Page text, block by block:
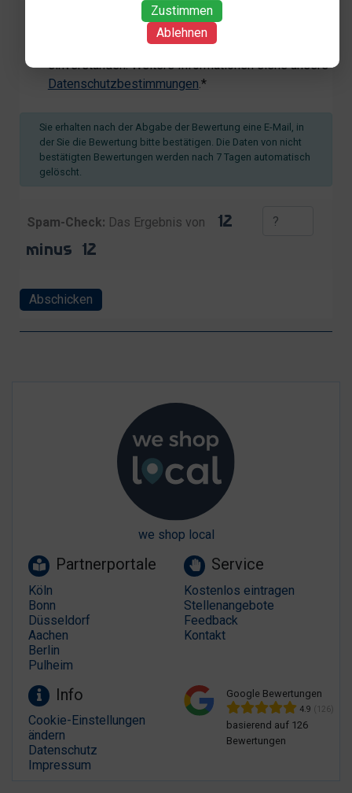
Zustimmen
Ablehnen
personenbezogenen Daten (Angaben, Datum und
Uhrzeit der Bewertungsabgabe, Referrer-URL) zum
Zweck der Bewertung erkläre ich mich
einverstanden. Weitere Informationen siehe unsere
Datenschutzbestimmungen.*
Sie erhalten nach der Abgabe der Bewertung eine E-Mail, in
der Sie die Bewertung bitte bestätigen. Die Daten von nicht
bestätigten Bewertungen werden nach 7 Tagen automatisch
gelöscht.
Spam-Check: Das Ergebnis von
Abschicken
we shop local
Partnerportale
Köln
Bonn
Düsseldorf
Aachen
Berlin
Pulheim
Service
Kostenlos eintragen
Stellenangebote
Feedback
Kontakt
Info
Cookie-Einstellungen
ändern
Datenschutz
Impressum
Google Bewertungen
4.9 (126)
basierend auf 126
Bewertungen